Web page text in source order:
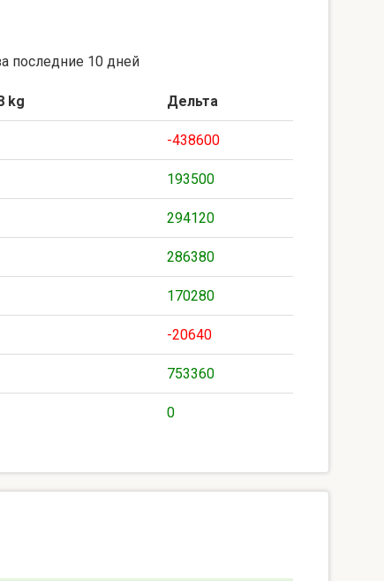
последние 10 дней
kg Дельта
-438600
193500
294120
286380
170280
-20640
753360
0